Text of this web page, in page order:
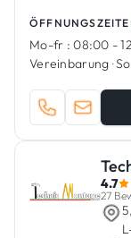
Mo-fr : 08:00 -
Vereinbarung ·
4.7
27